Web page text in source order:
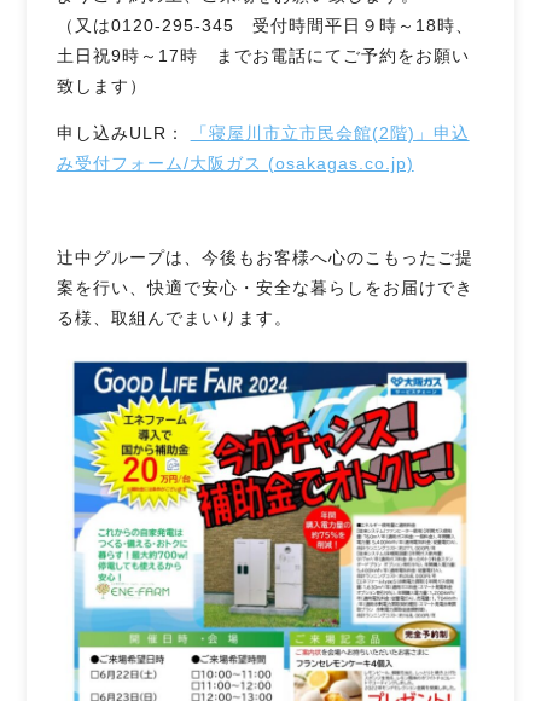
（又は0120-295-345 受付時間平日９時～18時、
土日祝9時～17時 までお電話にてご予約をお願い
致します）
申し込みULR：
「寝屋川市立市民会館(2階)」申込
み受付フォーム/大阪ガス (osakagas.co.jp)
辻󠄀中グループは、今後もお客様へ心のこもったご提
案を行い、快適で安心・安全な暮らしをお届けでき
る様、取組んでまいります。